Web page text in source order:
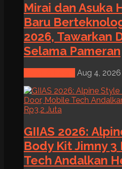
Mirai dan Asuka
Baru
2026, Tawarkan
Selama Pameran
Aug 4, 2026
GIIAS 2026:
Body Kit Jimny 3
Tech Andalkan